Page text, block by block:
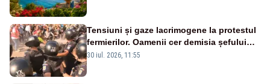
Tensiuni și gaze lacrimogene la protestul
fermierilor. Oamenii cer demisia șefului
ANSVSA și s-au mutat în Piața Victoria–
30 iul. 2026, 11:55